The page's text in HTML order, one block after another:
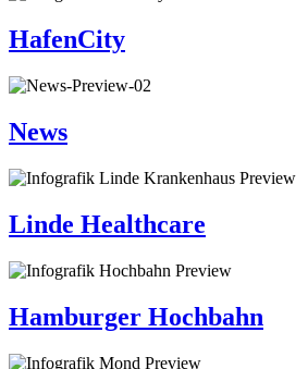
HafenCity
News
Linde Healthcare
Hamburger Hochbahn